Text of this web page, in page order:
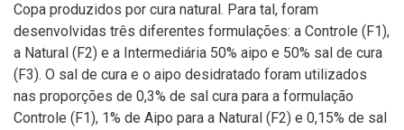
Copa produzidos por cura natural. Para tal, foram
desenvolvidas três diferentes formulações: a Controle (F1),
a Natural (F2) e a Intermediária 50% aipo e 50% sal de cura
(F3). O sal de cura e o aipo desidratado foram utilizados
nas proporções de 0,3% de sal cura para a formulação
Controle (F1), 1% de Aipo para a Natural (F2) e 0,15% de sal